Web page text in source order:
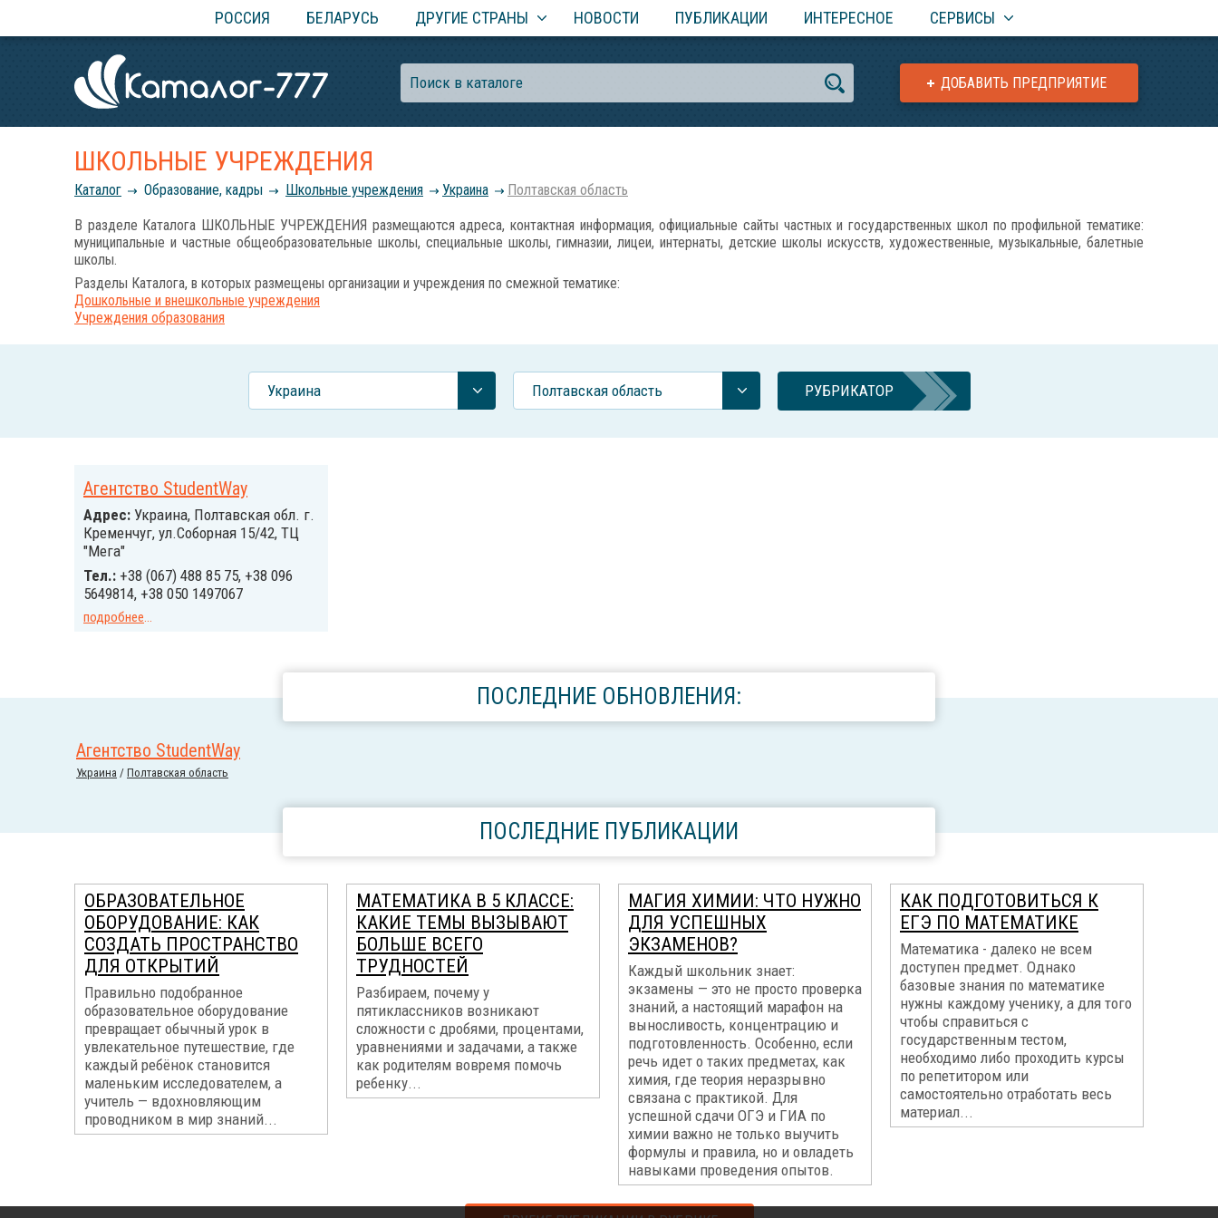
РОССИЯ БЕЛАРУСЬ ДРУГИЕ СТРАНЫ НОВОСТИ ПУБЛИКАЦИИ ИНТЕРЕСНОЕ СЕРВИСЫ
ДОБАВИТЬ ПРЕДПРИЯТИЕ
ШКОЛЬНЫЕ УЧРЕЖДЕНИЯ
Каталог Образование, кадры Школьные учреждения Украина Полтавская область
В разделе Каталога ШКОЛЬНЫЕ УЧРЕЖДЕНИЯ размещаются адреса, контактная информация, официальные сайты частных и государственных школ по профильной тематике:
муниципальные и частные общеобразовательные школы, специальные школы, гимназии, лицеи, интернаты, детские школы искусств, художественные, музыкальные, балетные
школы.
Разделы Каталога, в которых размещены организации и учреждения по смежной тематике:
Дошкольные и внешкольные учреждения
Учреждения образования
Украина Полтавская область РУБРИКАТОР
Агентство StudentWay
Адрес: Украина, Полтавская обл. г.
Кременчуг, ул.Соборная 15/42, ТЦ
"Мега"
Тел.: +38 (067) 488 85 75, +38 096
5649814, +38 050 1497067
подробнее...
ПОСЛЕДНИЕ ОБНОВЛЕНИЯ:
Агентство StudentWay
Украина / Полтавская область
ПОСЛЕДНИЕ ПУБЛИКАЦИИ
ОБРАЗОВАТЕЛЬНОЕ
ОБОРУДОВАНИЕ: КАК
СОЗДАТЬ ПРОСТРАНСТВО
ДЛЯ ОТКРЫТИЙ
Правильно подобранное
образовательное оборудование
превращает обычный урок в
увлекательное путешествие, где
каждый ребёнок становится
маленьким исследователем, а
учитель — вдохновляющим
проводником в мир знаний...
МАТЕМАТИКА В 5 КЛАССЕ:
КАКИЕ ТЕМЫ ВЫЗЫВАЮТ
БОЛЬШЕ ВСЕГО
ТРУДНОСТЕЙ
Разбираем, почему у
пятиклассников возникают
сложности с дробями, процентами,
уравнениями и задачами, а также
как родителям вовремя помочь
ребенку...
МАГИЯ ХИМИИ: ЧТО НУЖНО
ДЛЯ УСПЕШНЫХ
ЭКЗАМЕНОВ?
Каждый школьник знает:
экзамены — это не просто проверка
знаний, а настоящий марафон на
выносливость, концентрацию и
подготовленность. Особенно, если
речь идет о таких предметах, как
химия, где теория неразрывно
связана с практикой. Для
успешной сдачи ОГЭ и ГИА по
химии важно не только выучить
формулы и правила, но и овладеть
навыками проведения опытов.
КАК ПОДГОТОВИТЬСЯ К
ЕГЭ ПО МАТЕМАТИКЕ
Математика - далеко не всем
доступен предмет. Однако
базовые знания по математике
нужны каждому ученику, а для того
чтобы справиться с
государственным тестом,
необходимо либо проходить курсы
по репетитором или
самостоятельно отработать весь
материал...